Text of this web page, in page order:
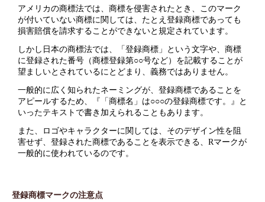
アメリカの商標法では、商標を侵害されたとき、このマーク
が付いていない商標に関しては、たとえ登録商標であっても
損害賠償を請求することができないと規定されています。
しかし日本の商標法では、「登録商標」という文字や、商標
に登録された番号（商標登録第○○号など）を記載することが
望ましいとされているにとどまり、義務ではありません。
一般的に広く知られたネーミングが、登録商標であることを
アピールするため、『「商標名」は○○○の登録商標です。』と
いったテキストで書き加えられることもあります。
また、ロゴやキャラクターに関しては、そのデザイン性を阻
害せず、登録された商標であることを表示できる、Rマークが
一般的に使われているのです。
登録商標マークの注意点